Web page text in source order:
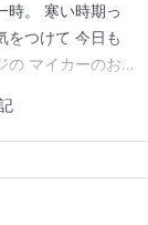
時。 寒い時期っ
をつけて 今日も
の マイカーのお
場では 休憩場所